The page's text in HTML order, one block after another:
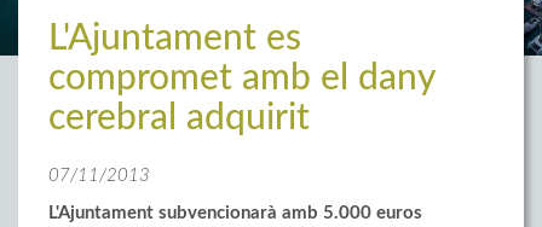
L'Ajuntament es
compromet amb el dany
cerebral adquirit
07/11/2013
L'Ajuntament subvencionarà amb 5.000 euros